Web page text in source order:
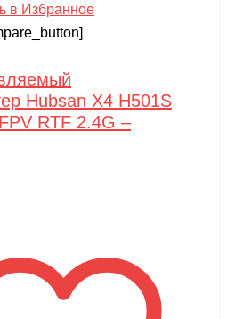
в Избранное
Hubsan X4 H501S
RTF 2.4G –